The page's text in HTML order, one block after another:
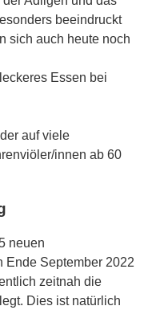
beeindruckt
sich auch heute noch
Essen bei
auf viele
innen ab 60
neuen
Ende September 2022
zeitnah die
Dies ist natürlich